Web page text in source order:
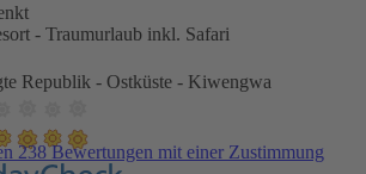
- Traumurlaub inkl. Safari
Republik - Ostküste - Kiwengwa
238 Bewertungen mit einer Zustimmung